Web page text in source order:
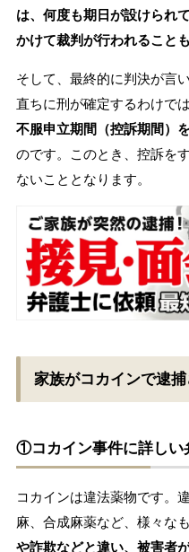
は、何度も期日が設けられ
かけて裁判が行われること
そして、最終的に判決が言
直ちに刑が確定するわけでは
不服申立期間（控訴期間）
のです。このとき、控訴を
ないこととなります。
家族がコカインで逮
①コカイン事件に詳しい
コカインは違法薬物です。
麻、合成麻薬など、様々な
や詐欺などと違い、被害者